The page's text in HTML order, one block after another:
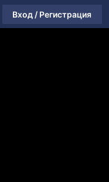
Вход / Регистрация